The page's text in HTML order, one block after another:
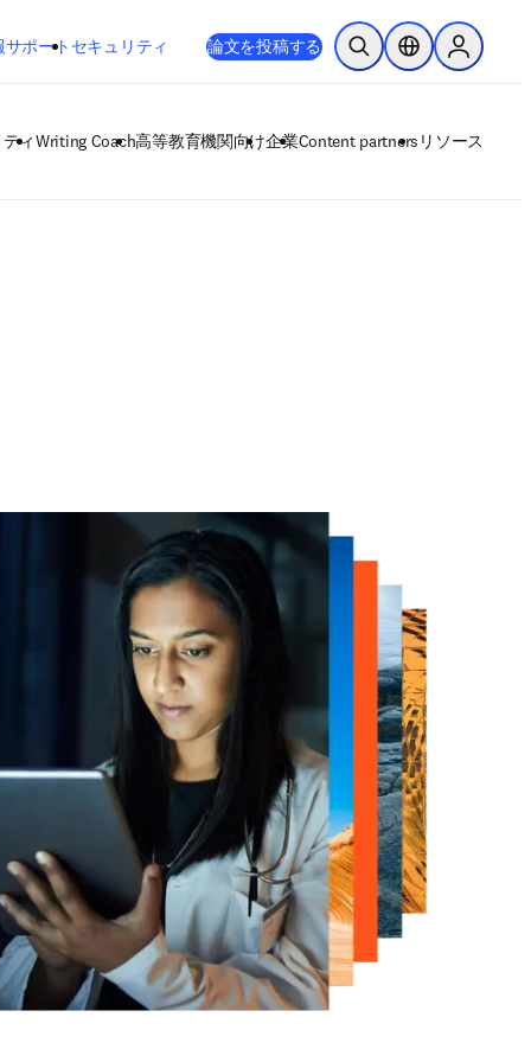
サポート 新しいタブ／ウィンドウで開く
opens in new tab/window
セキュリティ 論文を投稿する 検索を開くロケーションセ
Sign in to
ィWriting Coach高等教育機関向け企業Content partners リソース